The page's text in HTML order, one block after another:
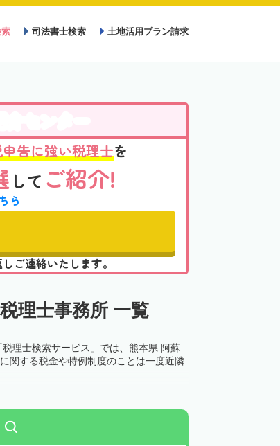
司法書士検索 土地活用プラン請求
告に強い税理士を
して ご紹介!
ら
ご連絡いたします。
理士事務所 一覧
理士検索サービス」では、熊本県 阿蘇
関する税金や特例制度のことは一度近隣